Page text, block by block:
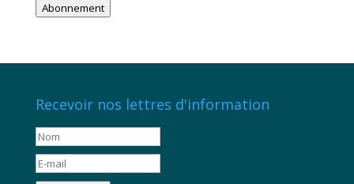
Abonnement
Recevoir nos lettres d'information